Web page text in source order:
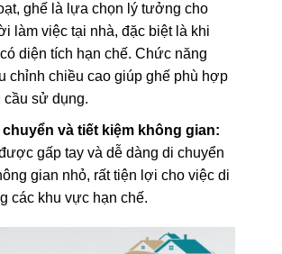
ghế là lựa chọn lý tưởng cho
làm việc tại nhà, đặc biệt là khi
diện tích hạn chế. Chức năng
chỉnh chiều cao giúp ghế phù hợp
sử dụng.
chuyển và tiết kiệm không gian:
gấp tay và dễ dàng di chuyển
gian nhỏ, rất tiện lợi cho việc di
các khu vực hạn chế.